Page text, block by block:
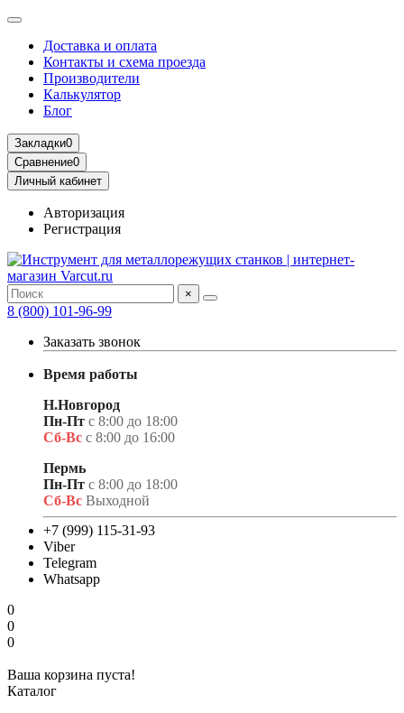
Доставка и оплата
Контакты и схема проезда
Производители
Калькулятор
Блог
Закладки0
Сравнение0
Личный кабинет
Авторизация
Регистрация
×
8 (800) 101-96-99
Заказать звонок
Время работы
Н.Новгород
Пн-Пт с 8:00 до 18:00
Сб-Вс с 8:00 до 16:00
Пермь
Пн-Пт с 8:00 до 18:00
Сб-Вс Выходной
+7 (999) 115-31-93
Viber
Telegram
Whatsapp
0
0
0
Ваша корзина пуста!
Каталог